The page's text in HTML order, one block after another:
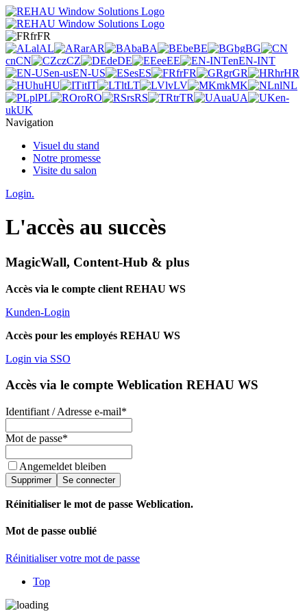
frFR
alAL arAR baBA beBE bgBG
cnCN czCZ deDE eeEE enEN-INT
en-usEN-US esES frFR grGR hrHR
huHU itIT ltLT lvLV mkMK nlNL
plPL roRO rsRS trTR uaUA
en-
ukUK
Navigation
Visuel du stand
Notre promesse
Visite du salon
Login.
L'accès au succès
MagicWall, Content-Hub & plus
Accès via le compte client REHAU WS
Kunden-Login
Accès pour les employés REHAU WS
Login via SSO
Accès via le compte Weblication REHAU WS
Identifiant / Adresse e-mail*
Mot de passe*
Angemeldet bleiben
Supprimer Se connecter
Réinitialiser le mot de passe Weblication.
Mot de passe oublié
Réinitialiser votre mot de passe
Top